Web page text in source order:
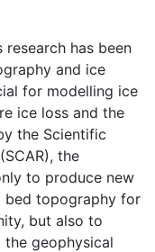
has been
and ice
for modelling ice
ice loss and the
the Scientific
the
to produce new
bed topography for
but also to
the geophysical